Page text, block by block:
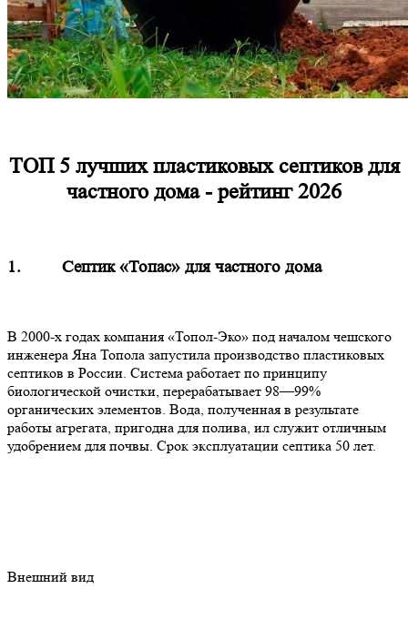
ТОП 5 лучших пластиковых септиков для
частного дома - рейтинг 2026
1. Септик «Топас» для частного дома
В 2000-х годах компания «Топол-Эко» под началом чешского
инженера Яна Топола запустила производство пластиковых
септиков в России. Система работает по принципу
биологической очистки, перерабатывает 98—99%
органических элементов. Вода, полученная в результате
работы агрегата, пригодна для полива, ил служит отличным
удобрением для почвы. Срок эксплуатации септика 50 лет.
Внешний вид